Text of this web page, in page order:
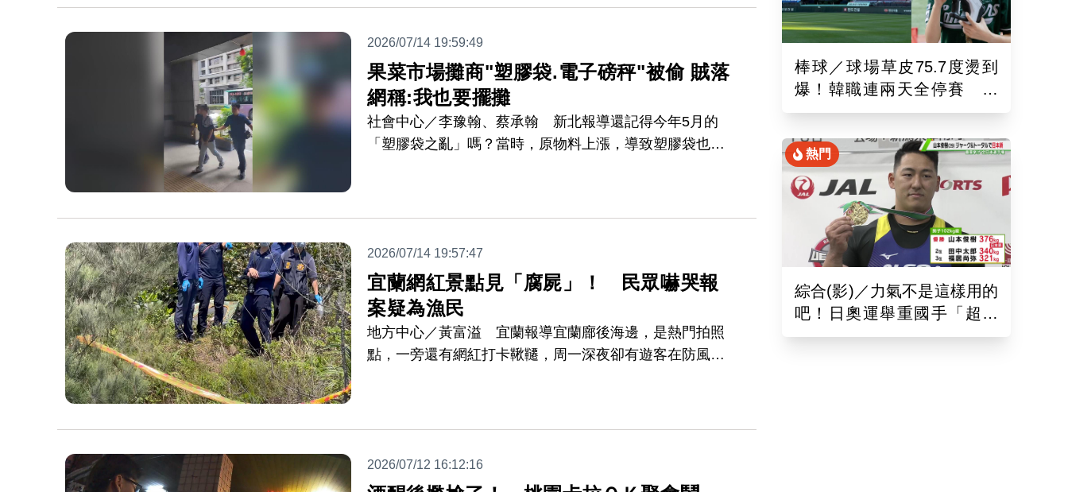
並與信眾爆發口角。面對排山倒海的物理攻擊與網路爆
料，玄濟宮於14日晚間終於「尬電不忍了」，高調在臉書
粉專
2026/07/14 19:59:49
果菜市場攤商"塑膠袋.電子磅秤"被偷 賊落
網稱:我也要擺攤
社會中心／李豫翰、蔡承翰 新北報導還記得今年5月的
「塑膠袋之亂」嗎？當時，原物料上漲，導致塑膠袋也跟
2026/07/14 19:57:47
宜蘭網紅景點見「腐屍」！ 民眾嚇哭報
案疑為漁民
地方中心／黃富溢 宜蘭報導宜蘭廍後海邊，是熱門拍照
點，一旁還有網紅打卡鞦韆，周一深夜卻有遊客在防風林
2026/07/12 16:12:16
棒球／球場草皮75.7度燙到
爆！韓職連兩天全停賽 工
作人員、球迷頻傳熱傷害
熱門
綜合(影)／力氣不是這樣用的
吧！日奧運舉重國手「超商
偷雞蛋」被活逮把店員推到